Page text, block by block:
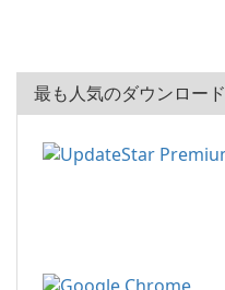
最も人気のダウンロード